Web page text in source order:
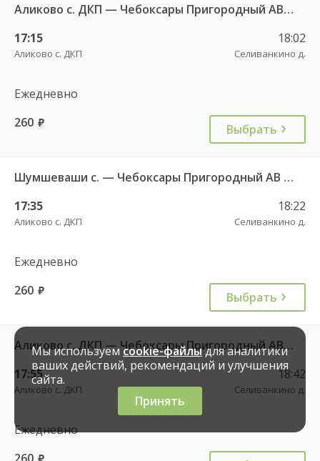
Аликово с. ДКП — Чебоксары Пригородный АВ 520
17:15
Аликово с. ДКП
18:02
Селиванкино д.
Ежедневно
260 руб. Выбрать
Шумшеваши с. — Чебоксары Пригородный АВ 734
17:35
Аликово с. ДКП
18:22
Селиванкино д.
Ежедневно
260 руб. Выбрать
Аликово с. ДКП — Чебоксары Пригородный АВ 520
17:55
Аликово с. ДКП
18:42
Селиванкино д.
Ежедневно
руб.
Мы используемcookie-файлыдля аналитики
ваших действий, рекомендаций и улучшения
сайта.
Принять